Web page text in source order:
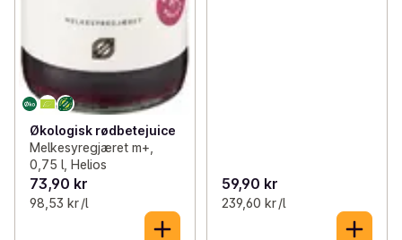
Økologisk rødbetejuice
Melkesyregjæret m+,
0,75 l, Helios
73,90 kr
98,53 kr /l
59,90 kr
239,60 kr /l